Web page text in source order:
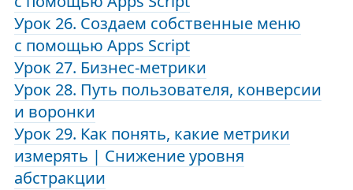
Урок 26. Создаем собственные меню
с помощью Apps Script
Урок 27. Бизнес-метрики
Урок 28. Путь пользователя, конверсии
и воронки
Урок 29. Как понять, какие метрики
измерять | Снижение уровня
абстракции